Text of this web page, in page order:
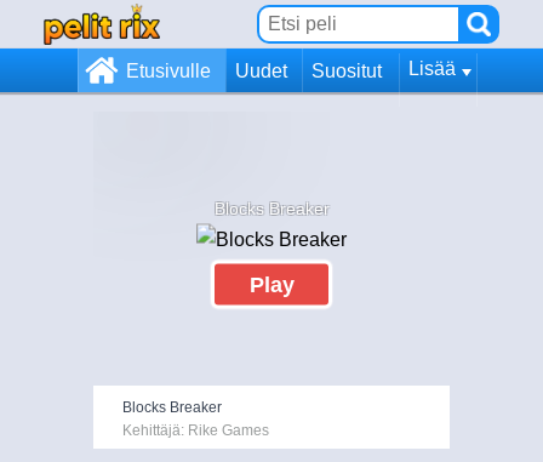
Etusivulle Uudet Suositut Lisää
Blocks Breaker
Play
Blocks Breaker
Kehittäjä: Rike Games